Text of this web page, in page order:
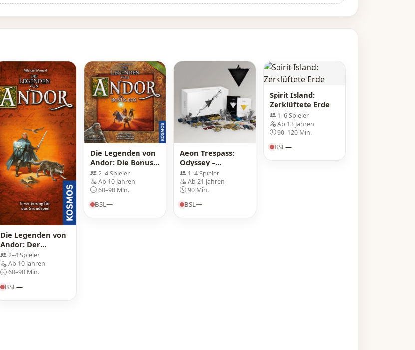
Die Legenden von
Andor: Der
Sternenschild
2–4 Spieler
Ab 10 Jahren
60–90 Min.
BSL—
Die Legenden von
Andor: Die Bonus-
Box2–4 Spieler
Ab 10 Jahren
60–90 Min.
BSL—
Aeon Trespass:
Odyssey –
Expansions Box
1–4 Spieler
Ab 21 Jahren
90 Min.
BSL—
Spirit Island:
Zerklüftete Erde
1–6 Spieler
Ab 13 Jahren
90–120 Min.
BSL—